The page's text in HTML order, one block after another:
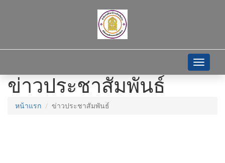
Toggle
ข่าวประชาสัมพันธ์
หน้าแรก ข่าวประชาสัมพันธ์